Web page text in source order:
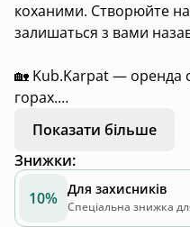
коханими. Створюйте
залишаться з вами
🏡 Kub.Karpat — оренда
горах.
🌿 Ідеально для
сімейного відпочинку.
💌 Бронюй просто
🏡 Будиночок повністю
Показати більше
Знижки:
10% Для захисників
Спеціальна знижка